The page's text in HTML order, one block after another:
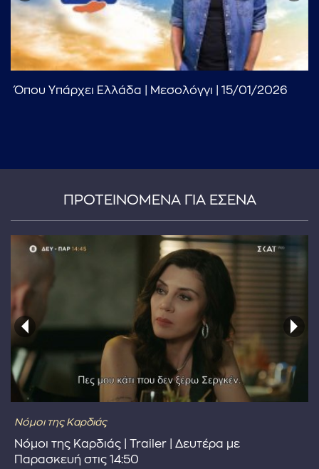
Όπου Υπάρχει Ελλάδα | Μεσολόγγι | 15/01/2026
ΠΡΟΤΕΙΝΟΜΕΝΑ ΓΙΑ ΕΣΕΝΑ
Νόμοι της Καρδιάς
Νόμοι της Καρδιάς | Trailer | Δευτέρα με
Παρασκευή στις 14:50